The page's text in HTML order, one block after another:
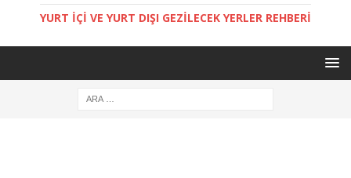
YURT İÇI VE YURT DIŞI GEZILECEK YERLER REHBERI